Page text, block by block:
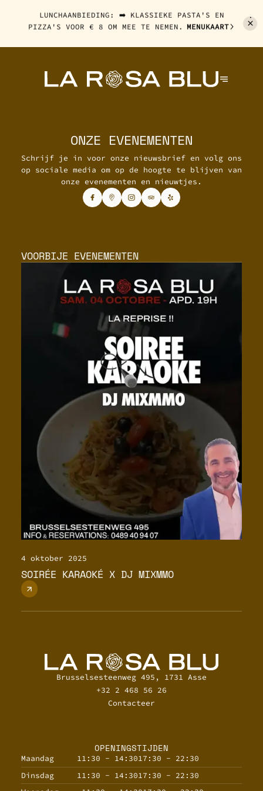
LUNCHAANBIEDING: ➡️ KLASSIEKE PASTA'S EN
PIZZA'S VOOR € 8 OM MEE TE NEMEN. MENUKAART
ONZE EVENEMENTEN
Schrijf je in voor onze nieuwsbrief en volg ons
op sociale media om op de hoogte te blijven van
onze evenementen en nieuwtjes.
VOORBIJE EVENEMENTEN
4 oktober 2025
SOIRÉE KARAOKÉ X DJ MIXMMO
Brusselsesteenweg 495, 1731 Asse
+32 2 468 56 26
Contacteer
OPENINGSTIJDEN
Maandag 11:30 - 14:3017:30 - 22:30
Dinsdag
11:30 - 14:3017:30 - 22:30